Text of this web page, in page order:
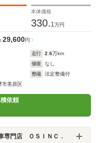
本体価格
330. 1 万円
29,600円
走行 2.6万km
修復
なし
整備
法定整備付
市美原区
依頼
門店 ＯＳＩＮＣ．